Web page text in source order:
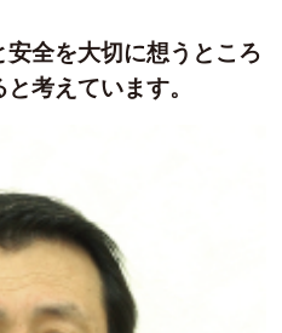
全を大切に想うところ
考えています。